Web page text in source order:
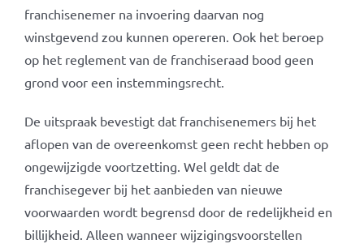
franchisenemer na invoering daarvan nog
winstgevend zou kunnen opereren. Ook het beroep
op het reglement van de franchiseraad bood geen
grond voor een instemmingsrecht.
De uitspraak bevestigt dat franchisenemers bij het
aflopen van de overeenkomst geen recht hebben op
ongewijzigde voortzetting. Wel geldt dat de
franchisegever bij het aanbieden van nieuwe
voorwaarden wordt begrensd door de redelijkheid en
billijkheid. Alleen wanneer wijzigingsvoorstellen